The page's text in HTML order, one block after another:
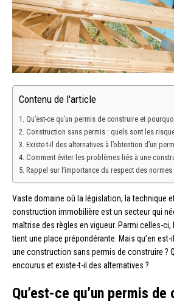
Contenu de l'article
Qu’est-ce qu’un permis de construire et
Construction sans permis : quels sont les
Existe-t-il des alternatives à l’obtention d’un
Comment éviter les problèmes liés à une
Rappel sur l’importance du respect des normes
Vaste domaine où la législation, la technique
construction immobilière est un secteur qui
maîtrise des règles en vigueur. Parmi celles-
tient une place prépondérante. Mais qu’en est-
une construction sans permis de construire ?
encourus et existe-t-il des alternatives ?
Qu’est-ce qu’un permis